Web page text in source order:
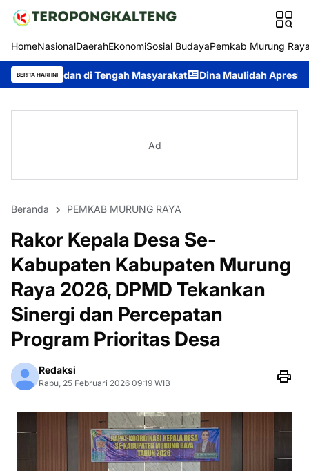
HomeNasionalDaerahEkonomiSosial BudayaPemkab Murung
BERITA HARI INI
Masyarakat Dina Maulidah Apresiasi Festival Budaya
Ad
Beranda PEMKAB MURUNG RAYA
Rakor Kepala Desa Se-
Kabupaten Kabupaten Murung
Raya 2026, DPMD Tekankan
Sinergi dan Percepatan
Program Prioritas Desa
Redaksi
Rabu, 25 Februari 2026 09:19 WIB